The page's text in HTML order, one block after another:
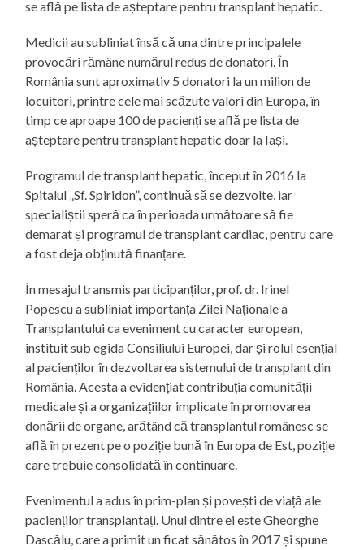
se află pe lista de așteptare pentru transplant hepatic.
Medicii au subliniat însă că una dintre principalele
provocări rămâne numărul redus de donatori. În
România sunt aproximativ 5 donatori la un milion de
locuitori, printre cele mai scăzute valori din Europa, în
timp ce aproape 100 de pacienți se află pe lista de
așteptare pentru transplant hepatic doar la Iași.
Programul de transplant hepatic, început în 2016 la
Spitalul „Sf. Spiridon”, continuă să se dezvolte, iar
specialiștii speră ca în perioada următoare să fie
demarat și programul de transplant cardiac, pentru care
a fost deja obținută finanțare.
În mesajul transmis participanților, prof. dr. Irinel
Popescu a subliniat importanța Zilei Naționale a
Transplantului ca eveniment cu caracter european,
instituit sub egida Consiliului Europei, dar și rolul esențial
al pacienților în dezvoltarea sistemului de transplant din
România. Acesta a evidențiat contribuția comunității
medicale și a organizațiilor implicate în promovarea
donării de organe, arătând că transplantul românesc se
află în prezent pe o poziție bună în Europa de Est, poziție
care trebuie consolidată în continuare.
Evenimentul a adus în prim-plan și povești de viață ale
pacienților transplantați. Unul dintre ei este Gheorghe
Dascălu, care a primit un ficat sănătos în 2017 și spune